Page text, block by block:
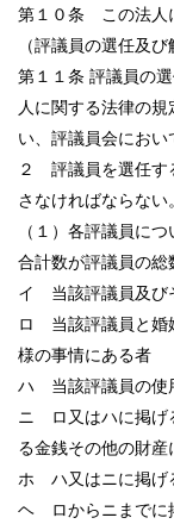
第１０条 この法人
（評議員の選任及び
第１１条 評議員の
人に関する法律の規
い、評議員会におい
２ 評議員を選任す
さなければならない。
（１）各評議員に
合計数が評議員の総
イ 当該評議員及び
ロ 当該評議員と婚
様の事情にある者
ハ 当該評議員の使
ニ ロ又はハに掲げ
る金銭その他の財
ホ ハ又はニに掲げ
ヘ ロからニまでに